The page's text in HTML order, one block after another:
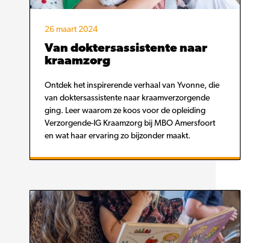
26 maart 2024
Van doktersassistente naar
kraamzorg
Ontdek het inspirerende verhaal van Yvonne, die
van doktersassistente naar kraamverzorgende
ging. Leer waarom ze koos voor de opleiding
Verzorgende-IG Kraamzorg bij MBO Amersfoort
en wat haar ervaring zo bijzonder maakt.